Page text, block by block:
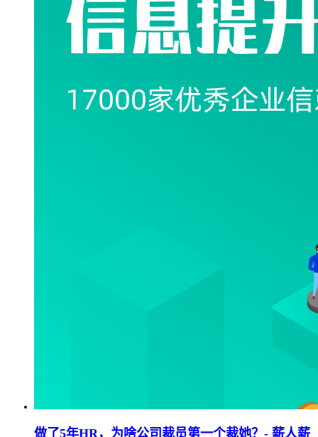
做了5年HR，为啥公司裁员第一个裁她？- 薪人薪